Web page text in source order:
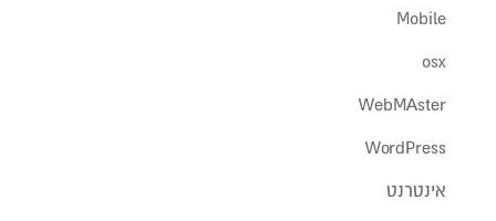
Mobile
osx
WebMAster
WordPress
אינטרנט